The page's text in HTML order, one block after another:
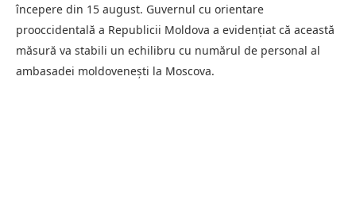
începere din 15 august. Guvernul cu orientare
prooccidentală a Republicii Moldova a evidențiat că această
măsură va stabili un echilibru cu numărul de personal al
ambasadei moldovenești la Moscova.